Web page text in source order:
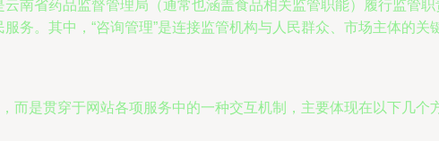
南省药品监督管理局（通常也涵盖食品相关监管职能）履行监管
务。其中，“咨询管理”是连接监管机构与人民群众、市场主体的关
而是贯穿于网站各项服务中的一种交互机制，主要体现在以下几个